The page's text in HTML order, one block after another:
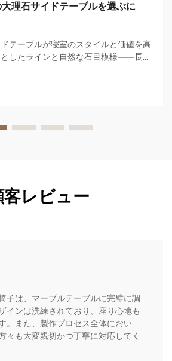
理石サイドテーブルを選ぶに
テーブルが寝室のスタイルと価値を高
したラインと自然な石目模様——長方
りとした直線によって現代的な寝室に
ます…
客レビュー
子は、マーブルテーブルに完璧に調
インは洗練されており、座り心地も
。また、製作プロセス全体におい
々も大変親切かつ丁寧に対応してく